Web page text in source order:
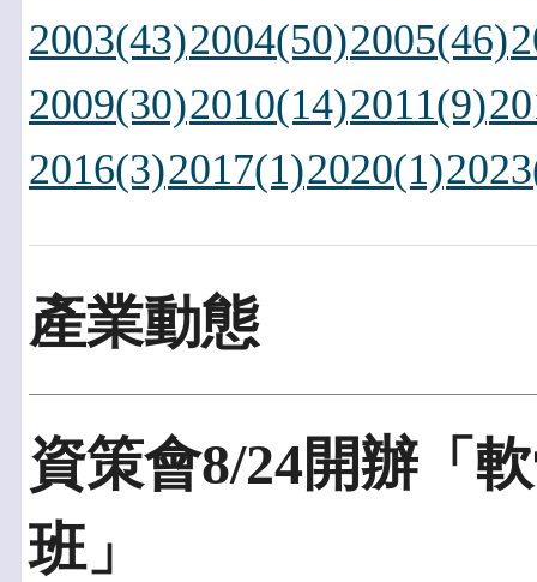
2003(43)2004(50)2005(46)
2009(30)2010(14)2011(9)
2016(3)2017(1)2020(1)
產業動態
資策會8/24開辦「
班」